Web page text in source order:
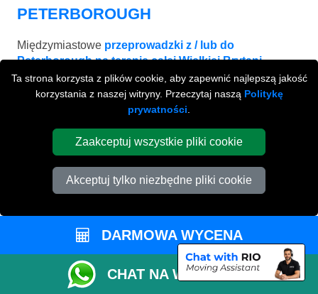
Ta strona korzysta z plików cookie, aby zapewnić najlepszą jakość
korzystania z naszej witryny. Przeczytaj naszą Politykę
prywatności
Zaakceptuj wszystkie pliki cookie
Akceptuj tylko niezbędne pliki cookie
PETERBOROUGH
Międzymiastowe przeprowadzki z / lub do
Peterborough na terenie całej Wielkiej Brytani.
BRIGHTON
DARMOWA WYCENA
CHAT NA WHATSAPP